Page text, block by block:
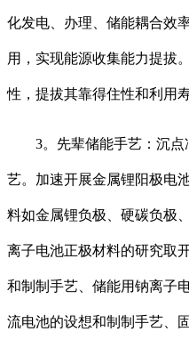
化发电、办理、储能耦合效
用，实现能源收集能力提拔
性，提拔其靠得住性和利用寿
3。先辈储能手艺：沉点
艺。加速开展金属锂阳极电
料如金属锂负极、硬碳负极
离子电池正极材料的研究取
和制制手艺、储能用钠离子
流电池的设想和制制手艺、